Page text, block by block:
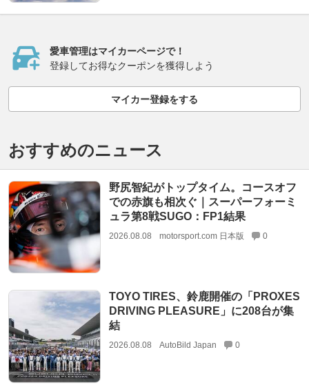
愛車管理はマイカーページで！
登録してお得なクーポンを獲得しよう
マイカー登録をする
おすすめのニュース
野尻智紀がトップタイム。コースオフ
での赤旗も相次ぐ｜スーパーフォーミ
ュラ第8戦SUGO：FP1結果
2026.08.08 motorsport.com 日本版 0
TOYO TIRES、鈴鹿開催の「PROXES
DRIVING PLEASURE」に208台が集
結
2026.08.08 AutoBild Japan 0